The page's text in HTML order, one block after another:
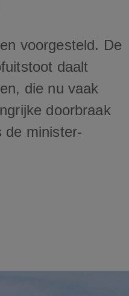
voorgesteld. De
daalt
die nu vaak
doorbraak
de minister-